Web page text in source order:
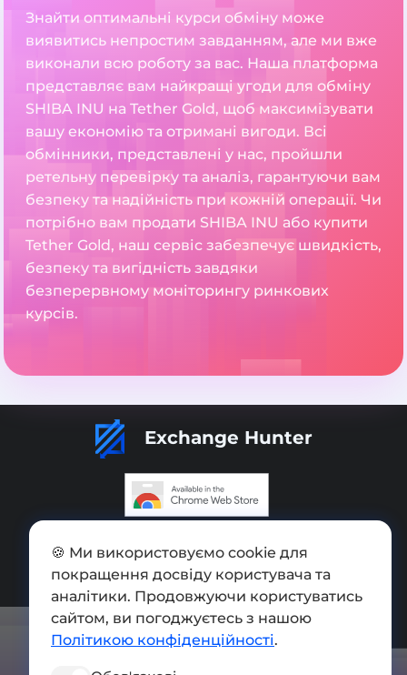
Знайти оптимальні курси обміну може
виявитись непростим завданням, але ми вже
виконали всю роботу за вас. Наша платформа
представляє вам найкращі угоди для обміну
SHIBA INU на Tether Gold, щоб максимізувати
вашу економію та отримані вигоди. Всі
обмінники, представлені у нас, пройшли
ретельну перевірку та аналіз, гарантуючи вам
безпеку та надійність при кожній операції. Чи
потрібно вам продати SHIBA INU або купити
Tether Gold, наш сервіс забезпечує швидкість,
безпеку та вигідність завдяки
безперервному моніторингу ринкових
курсів.
Exchange Hunter
Мапа сайту
Press kit
Умови використання
🍪 Ми використовуємо cookie для
покращення досвіду користувача та
аналітики. Продовжуючи користуватись
сайтом, ви погоджуєтесь з нашою
Політикою конфіденційності.